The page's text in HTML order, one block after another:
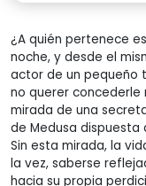
¿A quién pertenece
noche, y desde el
actor de un pequeño
no querer concederle
mirada de una
de Medusa
Sin esta mirada, la
la vez, saberse
hacia su propia